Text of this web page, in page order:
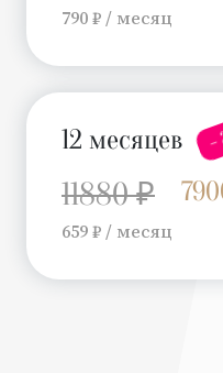
790 ₽ / месяц
12 месяцев -
11880 ₽
659 ₽ / месяц